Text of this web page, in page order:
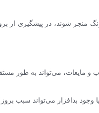
منجر شوند، در پیشگیری
و مایعات، می‌تواند به طور
بدافزار می‌تواند سبب